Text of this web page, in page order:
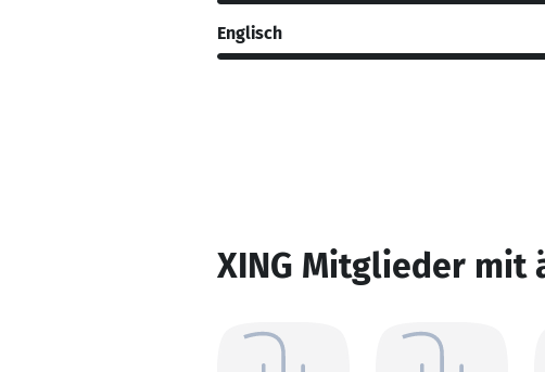
Englisch
XING Mitglieder mit